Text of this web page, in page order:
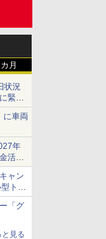
月
状況
緊急
に車両
年
活動
ャン
トラ
「グ
と見る